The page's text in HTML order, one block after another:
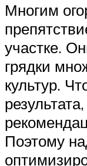
Многим
участке.
грядки
культур.
Поэтому